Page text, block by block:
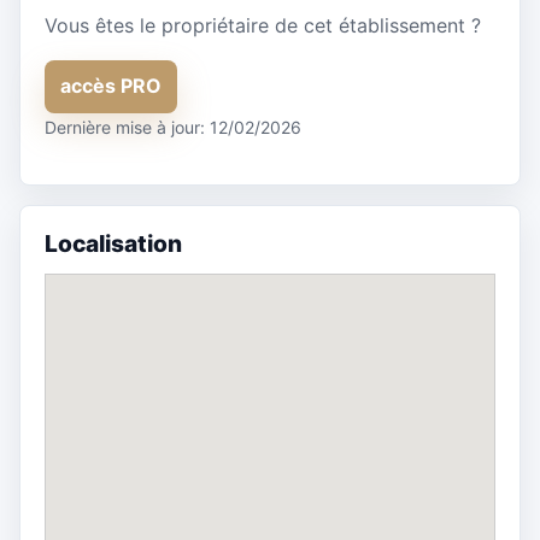
Vous êtes le propriétaire de cet établissement ?
accès PRO
Dernière mise à jour: 12/02/2026
Localisation